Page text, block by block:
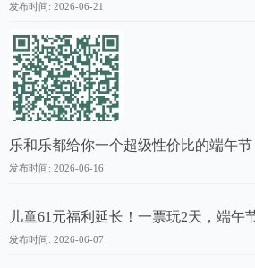
发布时间: 2026-06-21
乐和乐都给你一个超级性价比的端午节
发布时间: 2026-06-16
儿童61元福利延长！一票玩2天，端午
发布时间: 2026-06-07